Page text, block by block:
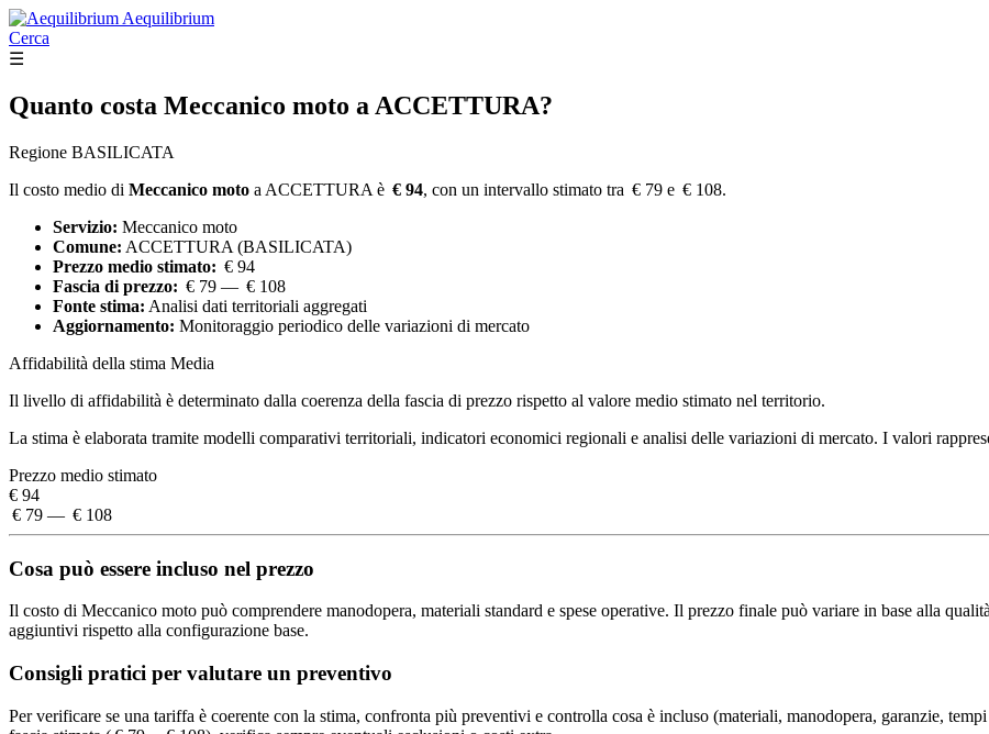
Aequilibrium
Cerca
☰
Quanto costa Meccanico moto a ACCETTURA?
Regione BASILICATA
Il costo medio di Meccanico moto a ACCETTURA è € 94, con un intervallo stimato tra € 79 e € 108.
Servizio: Meccanico moto
Comune: ACCETTURA (BASILICATA)
Prezzo medio stimato: € 94
Fascia di prezzo: € 79 — € 108
Fonte stima: Analisi dati territoriali aggregati
Aggiornamento: Monitoraggio periodico delle variazioni di mercato
Affidabilità della stima Media
Il livello di affidabilità è determinato dalla coerenza della fascia di prezzo rispetto al valore medio stimato nel territorio.
La stima è elaborata tramite modelli comparativi territoriali, indicatori economici regionali e analisi delle variazioni di mercato. I valori
Prezzo medio stimato
€ 94
€ 79 — € 108
Cosa può essere incluso nel prezzo
Il costo di Meccanico moto può comprendere manodopera, materiali standard e spese operative. Il prezzo finale può variare in base alla
aggiuntivi rispetto alla configurazione base.
Consigli pratici per valutare un preventivo
Per verificare se una tariffa è coerente con la stima, confronta più preventivi e controlla cosa è incluso (materiali, manodopera, garanzie,